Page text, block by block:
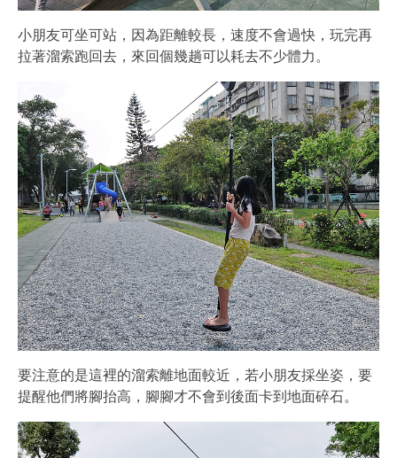
小朋友可坐可站，因為距離較長，速度不會過快，玩完再
拉著溜索跑回去，來回個幾趟可以耗去不少體力。
要注意的是這裡的溜索離地面較近，若小朋友採坐姿，要
提醒他們將腳抬高，腳腳才不會到後面卡到地面碎石。